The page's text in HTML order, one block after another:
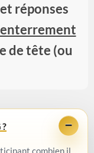
réponses
enterrement
de tête (ou
combien il